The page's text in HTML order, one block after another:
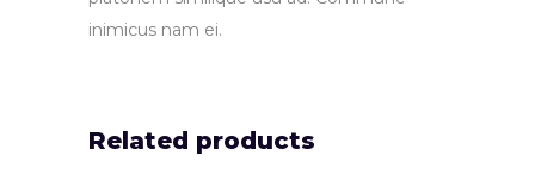
inimicus nam ei.
Related products